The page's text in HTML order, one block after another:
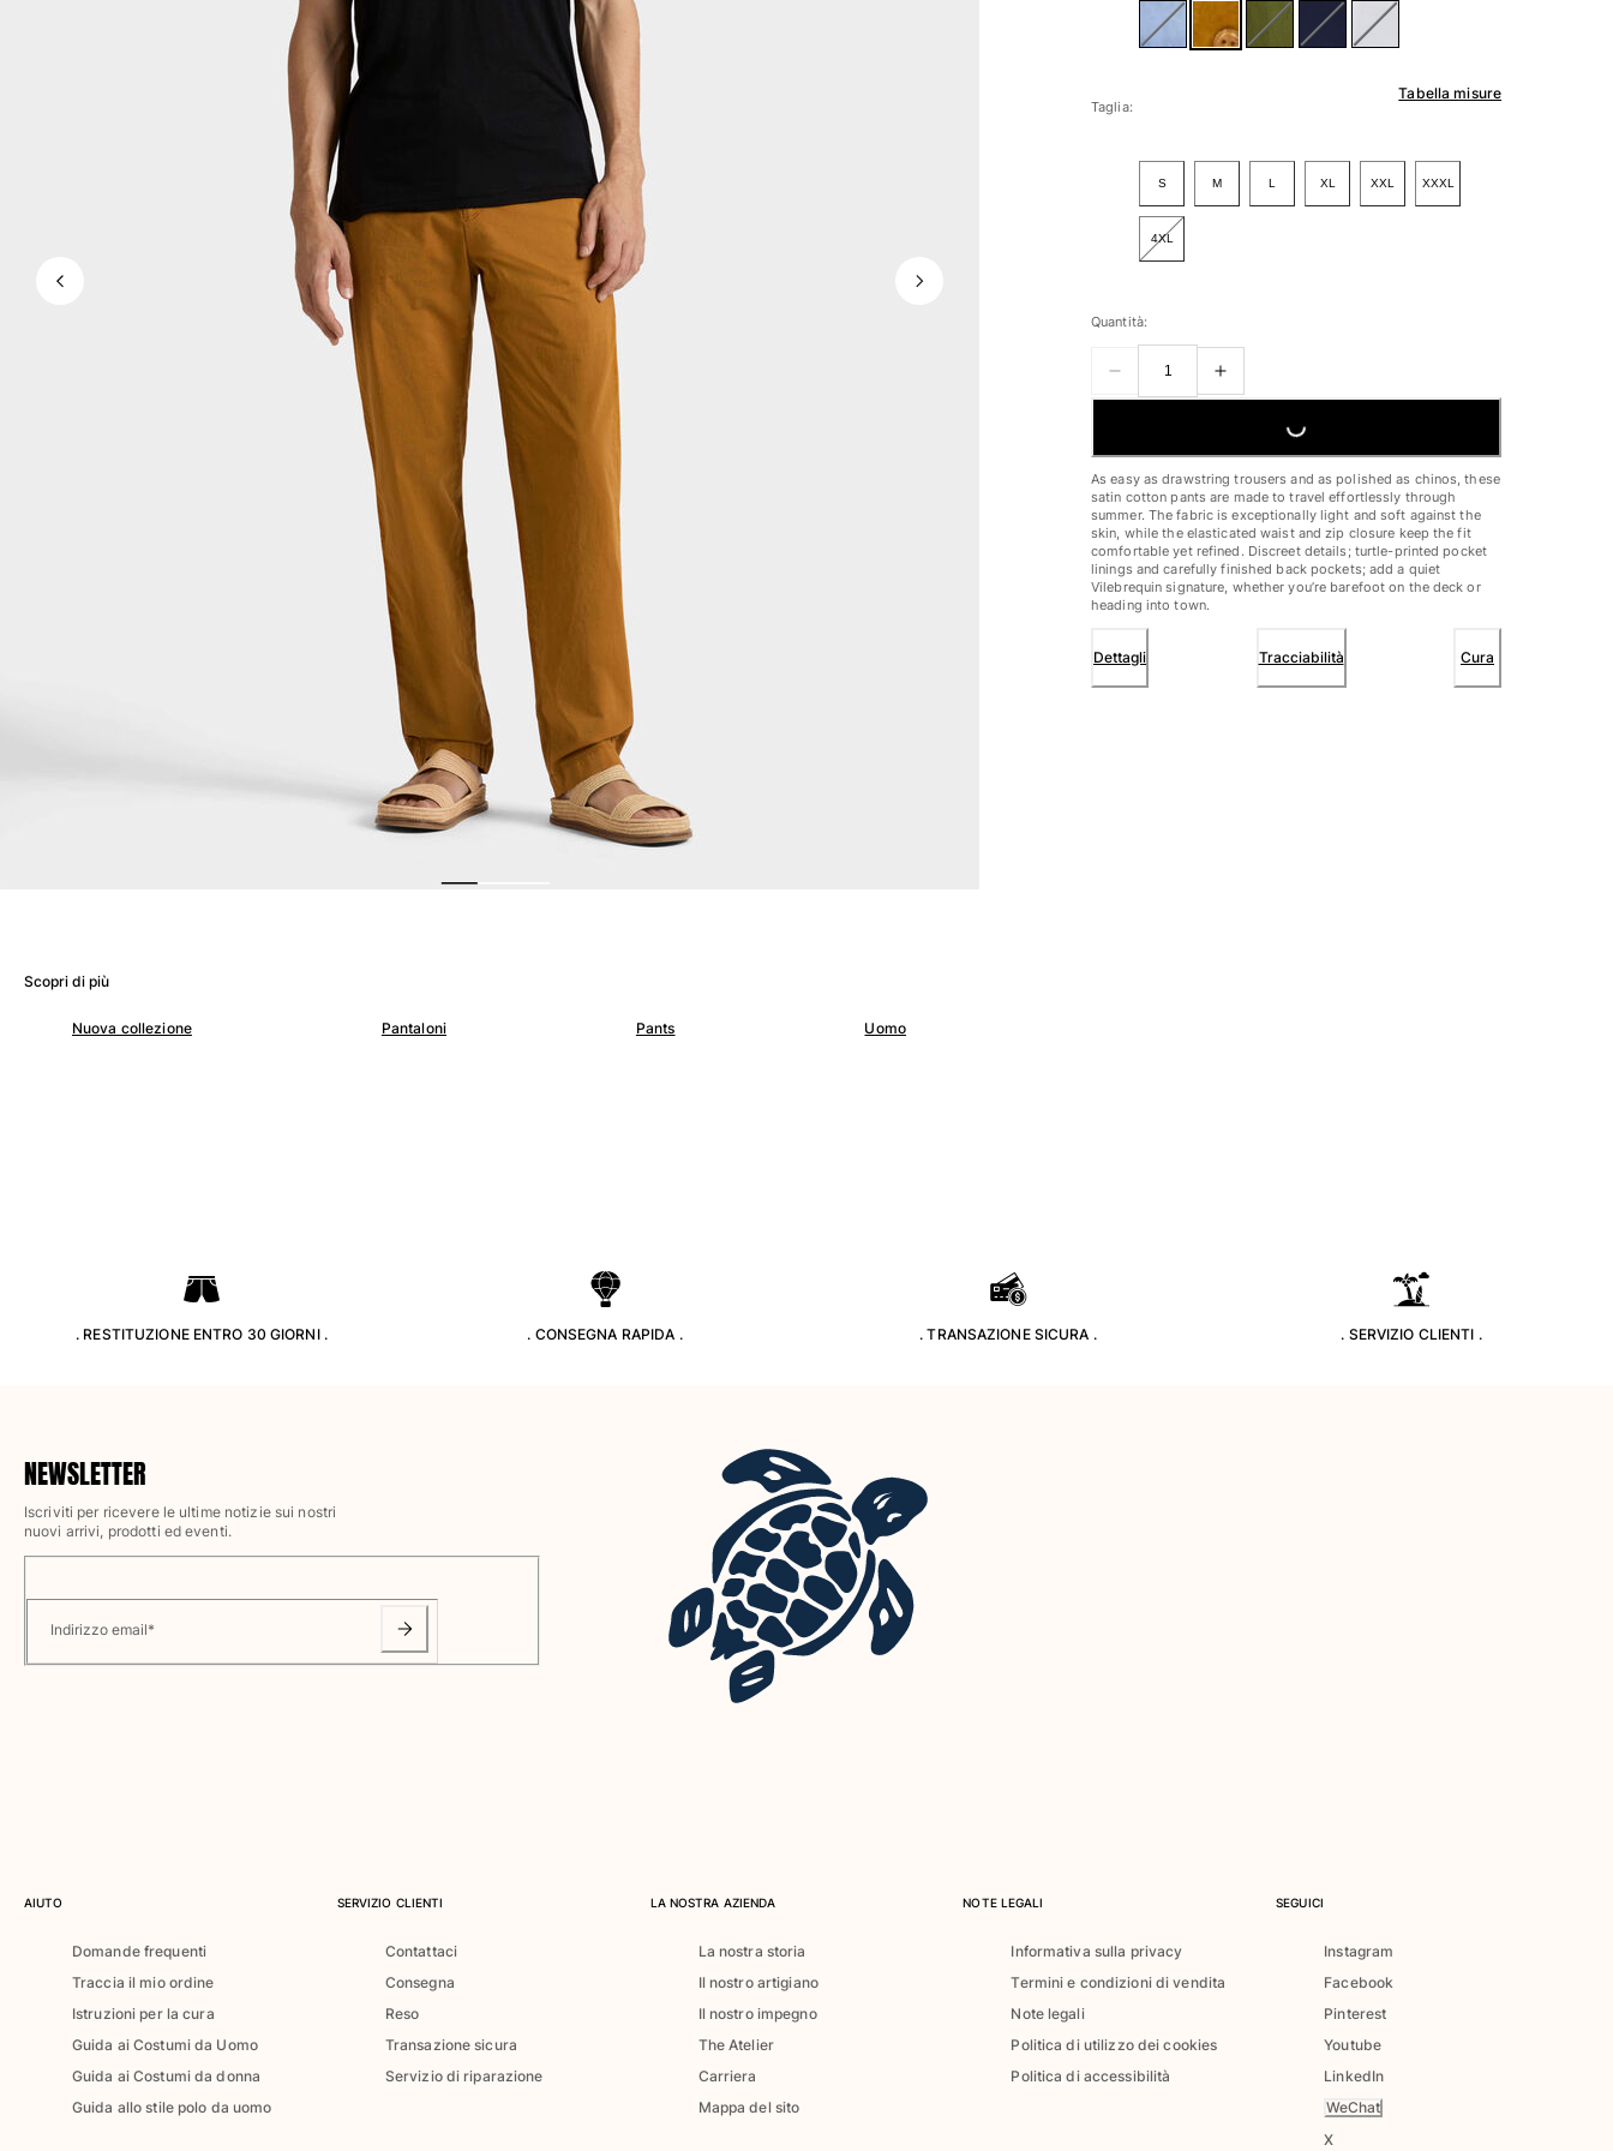
Magici
Vedi tutti i Costumi da bagno
Abbigliamento
Polo
Camicie
Bermuda
Pullover e Cardigan
Capispalla
Pantaloni
Maglieria
T-shirts
Modelli lounge
Vedi tutti i Abbigliamento
Taglie forti
Vedi tutti i Taglie forti
Costumi da bagno
Pantalocini mare
Classico stretch
Classico ultraleggero
Costumi da bagno Ricamati
Pantaloni
Vedi tutti i Abbigliamento
Vedi tutti i Bambina
Tabella misure
Taglia:
S M L XL XXL XXXL
4XL
Quantità:
LOADING...
As easy as drawstring trousers and as polished as chinos, these
satin cotton pants are made to travel effortlessly through
summer. The fabric is exceptionally light and soft against the
skin, while the elasticated waist and zip closure keep the fit
comfortable yet refined. Discreet details; turtle-printed pocket
linings and carefully finished back pockets; add a quiet
Vilebrequin signature, whether you’re barefoot on the deck or
heading into town.
Dettagli Tracciabilità Cura
Scopri di più
Nuova collezione Pantaloni Pants Uomo
. RESTITUZIONE ENTRO 30 GIORNI . . CONSEGNA RAPIDA . . TRANSAZIONE SICURA . . SERVIZIO CLIENTI .
NEWSLETTER
Iscriviti per ricevere le ultime notizie sui nostri
nuovi arrivi, prodotti ed eventi.
Indirizzo email*
AIUTO
Domande frequenti
Traccia il mio ordine
Istruzioni per la cura
Guida ai Costumi da Uomo
Guida ai Costumi da donna
Guida allo stile polo da uomo
SERVIZIO CLIENTI
Contattaci
Consegna
Reso
Transazione sicura
Servizio di riparazione
LA NOSTRA AZIENDA
La nostra storia
Il nostro artigiano
Il nostro impegno
The Atelier
Carriera
Mappa del sito
NOTE LEGALI
Informativa sulla privacy
Termini e condizioni di vendita
Note legali
Politica di utilizzo dei cookies
Politica di accessibilità
SEGUICI
Instagram
Facebook
Pinterest
Youtube
LinkedIn
WeChat
X